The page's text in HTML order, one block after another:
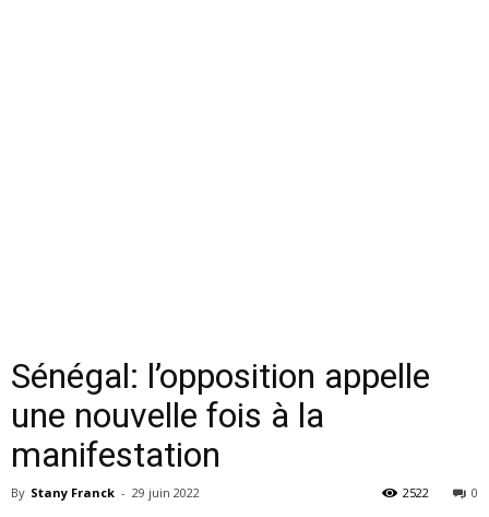
Sénégal: l’opposition appelle
une nouvelle fois à la
manifestation
By Stany Franck - 29 juin 2022 0
2522